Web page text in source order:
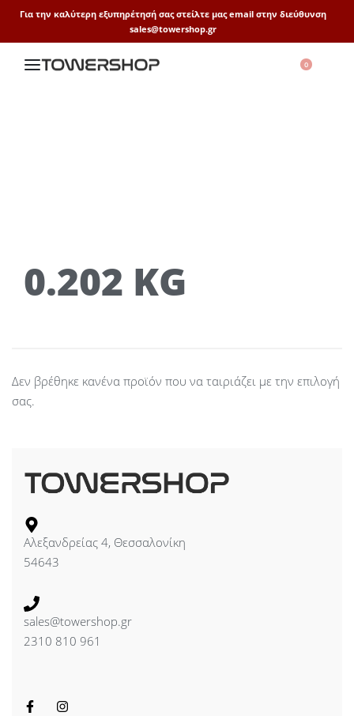
Για την καλύτερη εξυπηρέτησή σας στείλτε μας email στην διεύθυνση
sales@towershop.gr
0
0.202 KG
Δεν βρέθηκε κανένα προϊόν που να ταιριάζει με την επιλογή
σας.
Αλεξανδρείας 4, Θεσσαλονίκη
54643
sales@towershop.gr
2310 810 961